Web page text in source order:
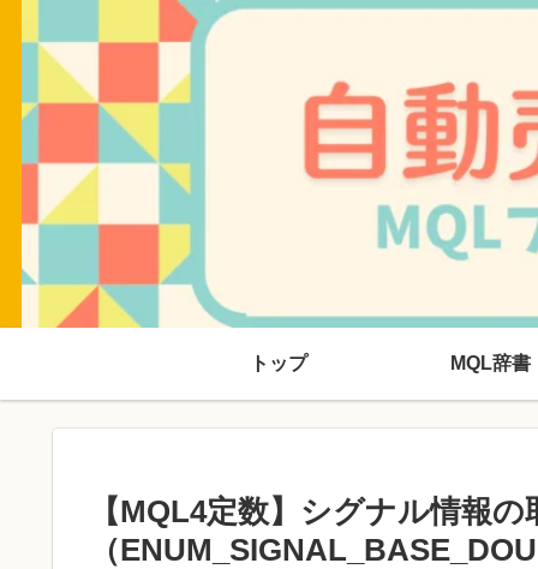
トップ MQL辞書
【MQL4定数】シグナル情報
（